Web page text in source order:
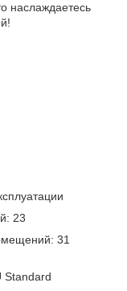
наслаждаетесь
23
31
Standard